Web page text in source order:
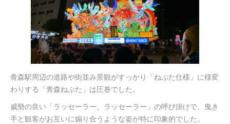
青森駅周辺の道路や街並み景観がすっかり「ねぶた仕様」に様変
わりする「青森ねぶた」は圧巻でした。
威勢の良い「ラッセーラー、ラッセーラー」の呼び掛けで、曳き
手と観客がお互いに煽り合うような姿が特に印象的でした。